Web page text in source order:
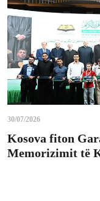
30/07/2026
Kosova fiton
Memorizimit të